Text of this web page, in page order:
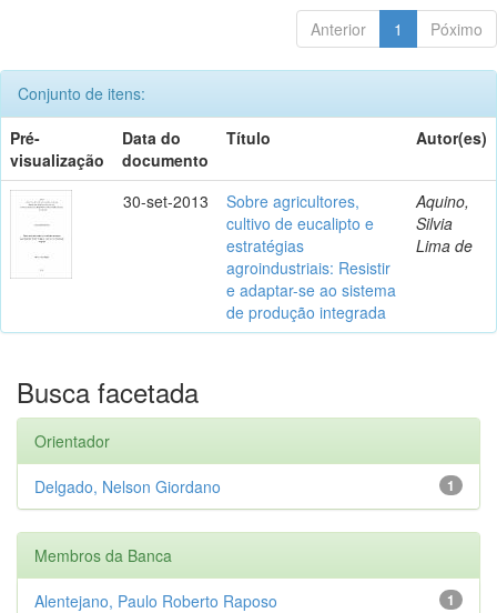
Anterior 1 Póximo
Conjunto de itens:
Pré-
visualização
Data do
documento
Título Autor(es)
30-set-2013
Sobre agricultores,
cultivo de eucalipto e
estratégias
agroindustriais: Resistir
e adaptar-se ao sistema
de produção integrada
Aquino,
Silvia
Lima de
Busca facetada
Orientador
1
Delgado, Nelson Giordano
Membros da Banca
1
Alentejano, Paulo Roberto Raposo